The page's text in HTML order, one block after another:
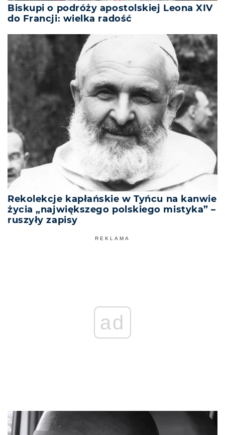
Biskupi o podróży apostolskiej Leona XIV
do Francji: wielka radość
Rekolekcje kapłańskie w Tyńcu na kanwie
życia „największego polskiego mistyka” –
ruszyły zapisy
REKLAMA
ad